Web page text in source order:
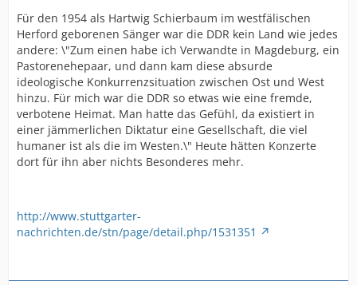
Für den 1954 als Hartwig Schierbaum im westfälischen
Herford geborenen Sänger war die DDR kein Land wie jedes
andere: \"Zum einen habe ich Verwandte in Magdeburg, ein
Pastorenehepaar, und dann kam diese absurde
ideologische Konkurrenzsituation zwischen Ost und West
hinzu. Für mich war die DDR so etwas wie eine fremde,
verbotene Heimat. Man hatte das Gefühl, da existiert in
einer jämmerlichen Diktatur eine Gesellschaft, die viel
humaner ist als die im Westen.\" Heute hätten Konzerte
dort für ihn aber nichts Besonderes mehr.
http://www.stuttgarter-
nachrichten.de/stn/page/detail.php/1531351